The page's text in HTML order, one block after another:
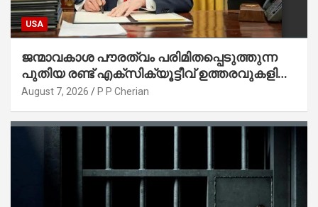
USA
ജന്മാവകാശ പൗരത്വം പരിമിതപ്പെടുത്തുന്ന
പുതിയ രണ്ട് എക്സിക്യൂട്ടീവ് ഉത്തരവുകളിൽ
ട്രംപ് ഒപ്പുവെച്ചു
August 7, 2026 P P Cherian